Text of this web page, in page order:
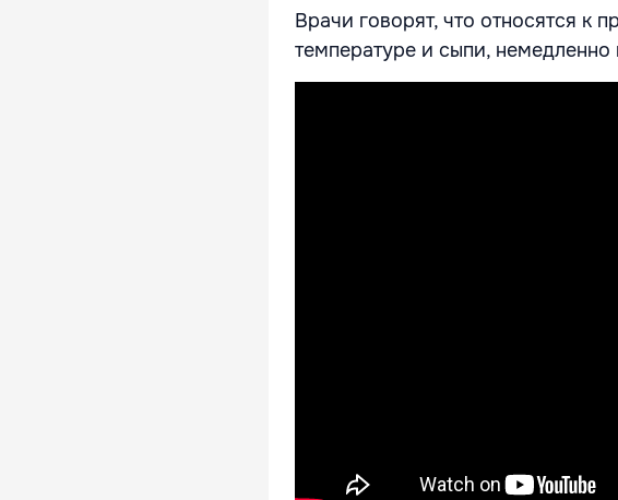
Врачи говорят, что относятся к
температуре и сыпи, немедленно